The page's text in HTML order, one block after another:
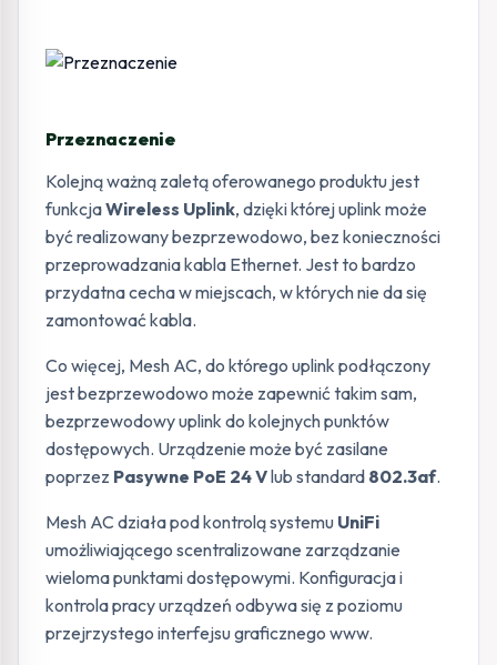
Przeznaczenie
Kolejną ważną zaletą oferowanego produktu jest
funkcjaWireless Uplink, dzięki której uplink może
być realizowany bezprzewodowo, bez konieczności
przeprowadzania kabla Ethernet. Jest to bardzo
przydatna cecha w miejscach, w których nie da się
zamontować kabla.
Co więcej, Mesh AC, do którego uplink podłączony
jest bezprzewodowo może zapewnić takim sam,
bezprzewodowy uplink do kolejnych punktów
dostępowych. Urządzenie może być zasilane
poprzez Pasywne PoE 24 Vlub standard 802.3af.
Mesh AC działa pod kontrolą systemu UniFi
umożliwiającego scentralizowane zarządzanie
wieloma punktami dostępowymi. Konfiguracja i
kontrola pracy urządzeń odbywa się z poziomu
przejrzystego interfejsu graficznego www.